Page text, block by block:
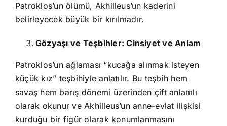
Patroklos’un ölümü, Akhilleus’un kaderini
belirleyecek büyük bir kırılmadır.
Gözyaşı ve Teşbihler: Cinsiyet ve Anlam
Patroklos’un ağlaması “kucağa alınmak isteyen
küçük kız” teşbihiyle anlatılır. Bu teşbih hem
savaş hem barış dönemi üzerinden çift anlamlı
olarak okunur ve Akhilleus’un anne-evlat ilişkisi
kurduğu bir figür olarak konumlanmasını